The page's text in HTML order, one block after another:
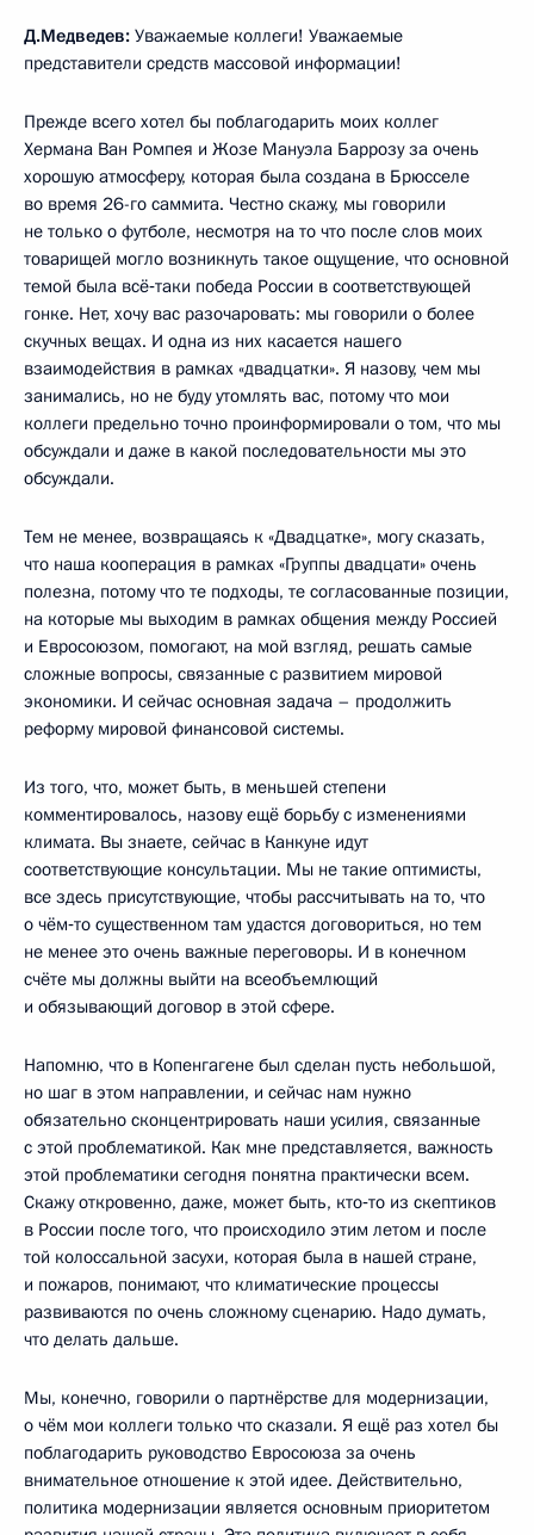
Д.Медведев: Уважаемые коллеги! Уважаемые
представители средств массовой информации!
Прежде всего хотел бы поблагодарить моих коллег
Хермана Ван Ромпея и Жозе Мануэла Баррозу за очень
хорошую атмосферу, которая была создана в Брюсселе
во время 26-го саммита. Честно скажу, мы говорили
не только о футболе, несмотря на то что после слов моих
товарищей могло возникнуть такое ощущение, что основной
темой была всё‑таки победа России в соответствующей
гонке. Нет, хочу вас разочаровать: мы говорили о более
скучных вещах. И одна из них касается нашего
взаимодействия в рамках «двадцатки». Я назову, чем мы
занимались, но не буду утомлять вас, потому что мои
коллеги предельно точно проинформировали о том, что мы
обсуждали и даже в какой последовательности мы это
обсуждали.
Тем не менее, возвращаясь к «Двадцатке», могу сказать,
что наша кооперация в рамках «Группы двадцати» очень
полезна, потому что те подходы, те согласованные позиции,
на которые мы выходим в рамках общения между Россией
и Евросоюзом, помогают, на мой взгляд, решать самые
сложные вопросы, связанные с развитием мировой
экономики. И сейчас основная задача – продолжить
реформу мировой финансовой системы.
Из того, что, может быть, в меньшей степени
комментировалось, назову ещё борьбу с изменениями
климата. Вы знаете, сейчас в Канкуне идут
соответствующие консультации. Мы не такие оптимисты,
все здесь присутствующие, чтобы рассчитывать на то, что
о чём‑то существенном там удастся договориться, но тем
не менее это очень важные переговоры. И в конечном
счёте мы должны выйти на всеобъемлющий
и обязывающий договор в этой сфере.
Напомню, что в Копенгагене был сделан пусть небольшой,
но шаг в этом направлении, и сейчас нам нужно
обязательно сконцентрировать наши усилия, связанные
с этой проблематикой. Как мне представляется, важность
этой проблематики сегодня понятна практически всем.
Скажу откровенно, даже, может быть, кто‑то из скептиков
в России после того, что происходило этим летом и после
той колоссальной засухи, которая была в нашей стране,
и пожаров, понимают, что климатические процессы
развиваются по очень сложному сценарию. Надо думать,
что делать дальше.
Мы, конечно, говорили о партнёрстве для модернизации,
о чём мои коллеги только что сказали. Я ещё раз хотел бы
поблагодарить руководство Евросоюза за очень
внимательное отношение к этой идее. Действительно,
политика модернизации является основным приоритетом